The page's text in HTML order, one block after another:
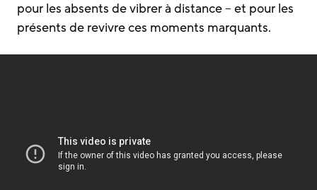
pour les absents de vibrer à distance – et pour les
présents de revivre ces moments marquants.